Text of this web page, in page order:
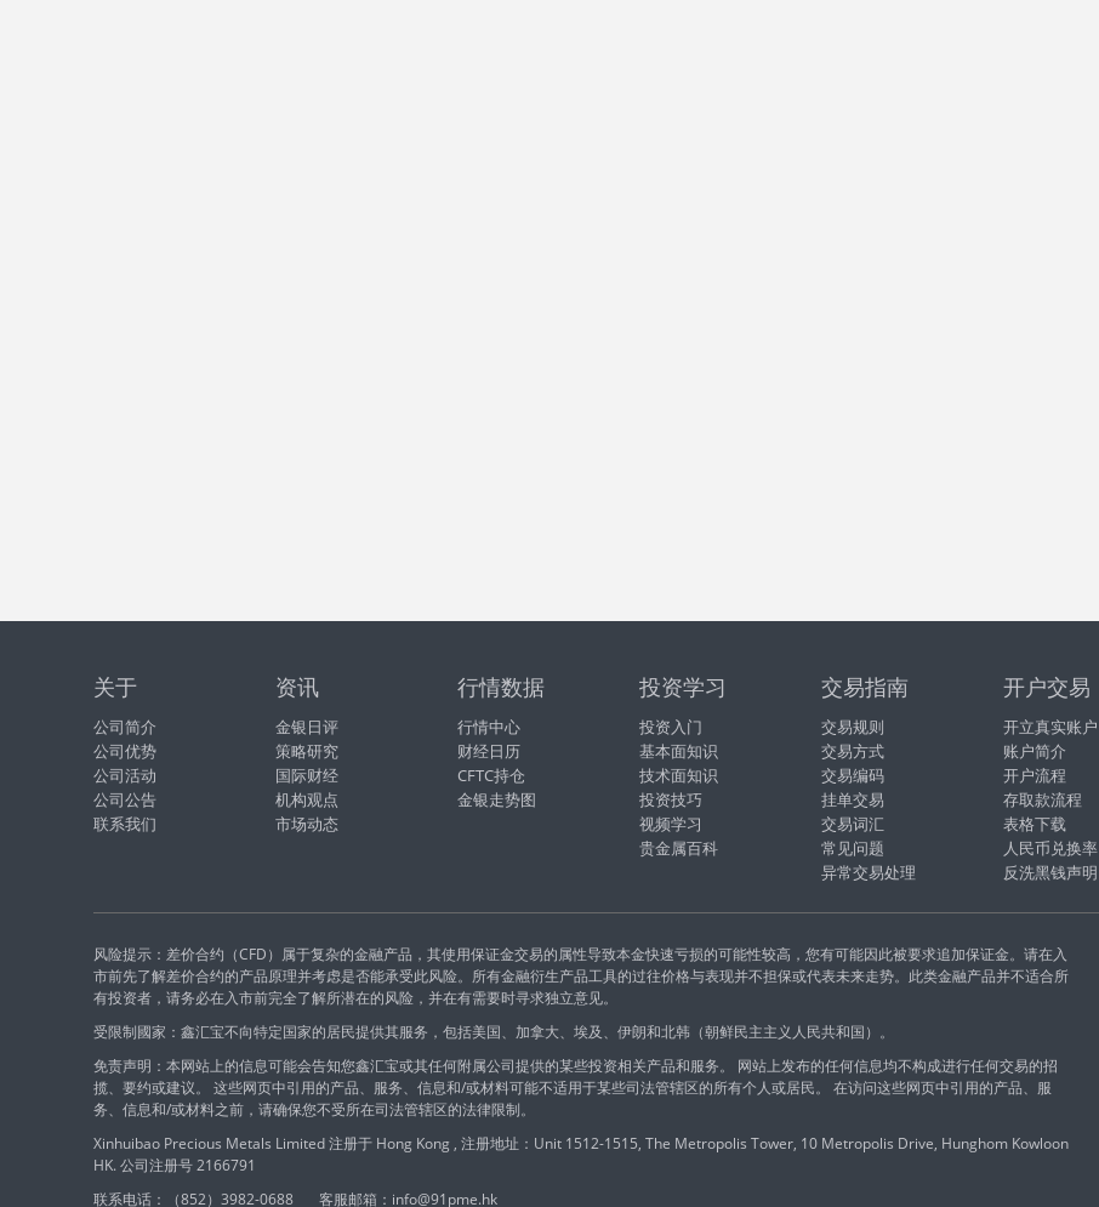
关于
公司简介
公司优势
公司活动
公司公告
联系我们
资讯
金银日评
策略研究
国际财经
机构观点
市场动态
行情数据
行情中心
财经日历
CFTC持仓
金银走势图
投资学习
投资入门
基本面知识
技术面知识
投资技巧
视频学习
贵金属百科
交易指南
交易规则
交易方式
交易编码
挂单交易
交易词汇
常见问题
异常交易处理
开户交易
开立真实账户
账户简介
开户流程
存取款流程
表格下载
人民币兑换率
反洗黑钱声明
风险提示：差价合约（CFD）属于复杂的金融产品，其使用保证金交易的属性导致本金快速亏损的可能性较高，您有可能因此被要求追加保证金。请在入
市前先了解差价合约的产品原理并考虑是否能承受此风险。所有金融衍生产品工具的过往价格与表现并不担保或代表未来走势。此类金融产品并不适合所
有投资者，请务必在入市前完全了解所潜在的风险，并在有需要时寻求独立意见。
受限制國家：鑫汇宝不向特定国家的居民提供其服务，包括美国、加拿大、埃及、伊朗和北韩（朝鲜民主主义人民共和国）。
免责声明：本网站上的信息可能会告知您鑫汇宝或其任何附属公司提供的某些投资相关产品和服务。 网站上发布的任何信息均不构成进行任何交易的招
揽、要约或建议。 这些网页中引用的产品、服务、信息和/或材料可能不适用于某些司法管辖区的所有个人或居民。 在访问这些网页中引用的产品、服
务、信息和/或材料之前，请确保您不受所在司法管辖区的法律限制。
Xinhuibao Precious Metals Limited 注册于 Hong Kong , 注册地址：Unit 1512-1515, The Metropolis Tower, 10 Metropolis Drive, Hunghom Kowloon
HK. 公司注册号 2166791
联系电话：（852）3982-0688 客服邮箱：info@91pme.hk